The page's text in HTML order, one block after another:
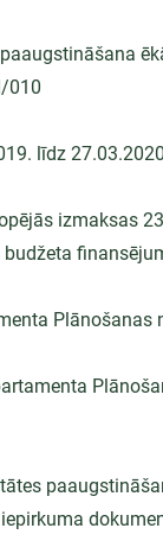
010
līdz
izmaksas